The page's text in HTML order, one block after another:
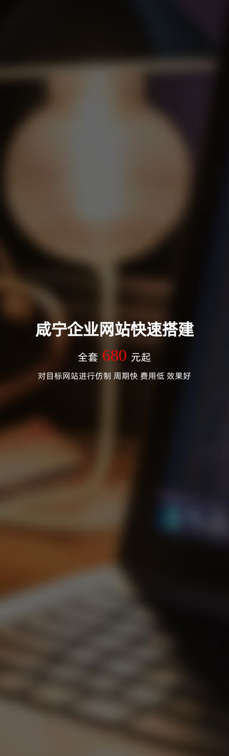
咸宁企业网站快速搭建
全套 680 元起
对目标网站进行仿制 周期快 费用低 效果好